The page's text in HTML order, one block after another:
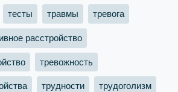
тесты травмы тревога
расстройство
тревожность
трудности трудоголизм